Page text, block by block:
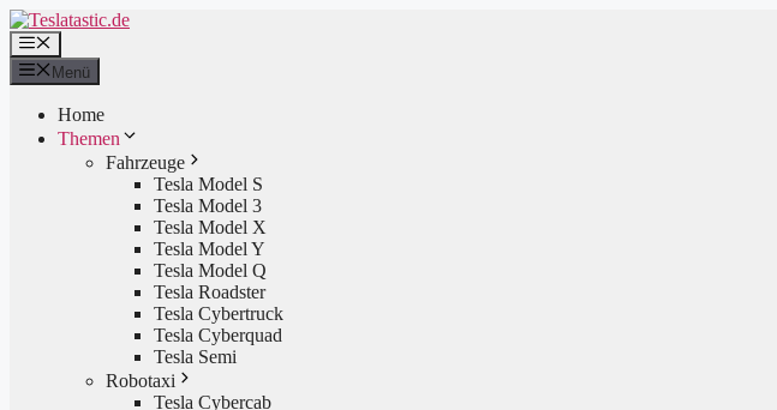
Zum
Inhalt
springen
Menü
Menü
Home
Themen
Fahrzeuge
Tesla Model S
Tesla Model 3
Tesla Model X
Tesla Model Y
Tesla Model Q
Tesla Roadster
Tesla Cybertruck
Tesla Cyberquad
Tesla Semi
Robotaxi
Tesla Cybercab